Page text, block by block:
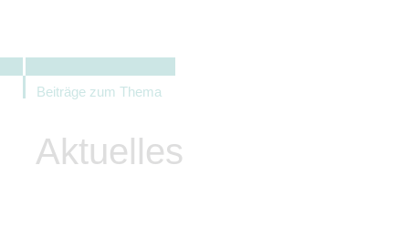
Beiträge zum Thema
Aktuelles